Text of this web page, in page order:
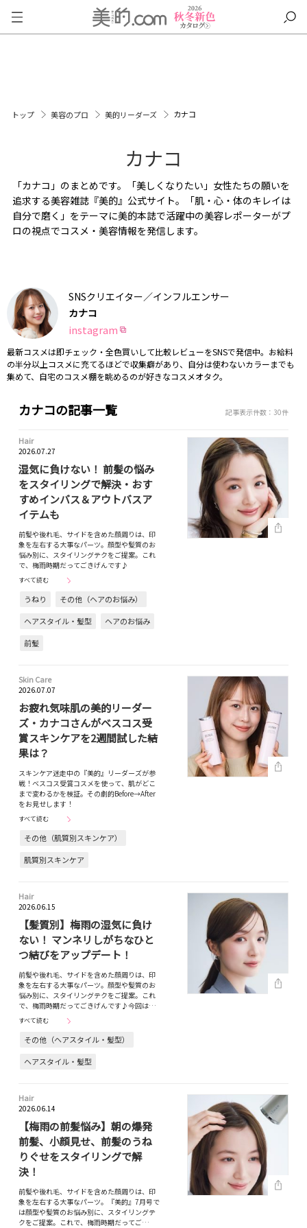
トップ 美容のプロ 美的リーダーズ カナコ
カナコ
「カナコ」のまとめです。「美しくなりたい」女性たちの願いを
追求する美容雑誌『美的』公式サイト。「肌・心・体のキレイは
自分で磨く」をテーマに美的本誌で活躍中の美容レポーターがプ
ロの視点でコスメ・美容情報を発信します。
SNSクリエイター／インフルエンサー
カナコ
instagram
最新コスメは即チェック・全色買いして比較レビューをSNSで発信中。お給料
の半分以上コスメに充てるほどで収集癖があり、自分は使わないカラーまでも
集めて、自宅のコスメ棚を眺めるのが好きなコスメオタク。
カナコの記事一覧 記事表示件数：30件
Hair
2026.07.27
湿気に負けない！ 前髪の悩み
をスタイリングで解決・おす
すめインバス＆アウトバスア
イテムも
前髪や後れ毛、サイドを含めた顔周りは、印
象を左右する大事なパーツ。顔型や髪質のお
悩み別に、スタイリングテクをご提案。これ
で、梅雨時期だってごきげんです♪
すべて読む
うねり
その他（ヘアのお悩み）
ヘアスタイル・髪型
ヘアのお悩み
前髪
Skin Care
2026.07.07
お疲れ気味肌の美的リーダー
ズ・カナコさんがベスコス受
賞スキンケアを2週間試した結
果は？
スキンケア迷走中の『美的』リーダーズが参
戦！ベスコス受賞コスメを使って、肌がどこ
まで変わるかを検証。その劇的Before→After
をお見せします！
すべて読む
その他（肌質別スキンケア）
肌質別スキンケア
Hair
2026.06.15
【髪質別】梅雨の湿気に負け
ない！ マンネリしがちなひと
つ結びをアップデート！
前髪や後れ毛、サイドを含めた顔周りは、印
象を左右する大事なパーツ。顔型や髪質のお
悩み別に、スタイリングテクをご提案。これ
で、梅雨時期だってごきげんです♪今回は…
すべて読む
その他（ヘアスタイル・髪型）
ヘアスタイル・髪型
Hair
2026.06.14
【梅雨の前髪悩み】朝の爆発
前髪、小顔見せ、前髪のうね
りぐせをスタイリングで解
決！
前髪や後れ毛、サイドを含めた顔周りは、印
象を左右する大事なパーツ。『美的』7月号で
は顔型や髪質のお悩み別に、スタイリングテ
クをご提案。これで、梅雨時期だってご…